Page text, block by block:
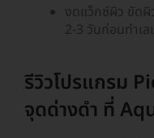
งดแว็กซ์ผิว ขัด
2-3 วันก่อนทำเล
รีวิวโปรแกรม
จุดด่างดำ ที่